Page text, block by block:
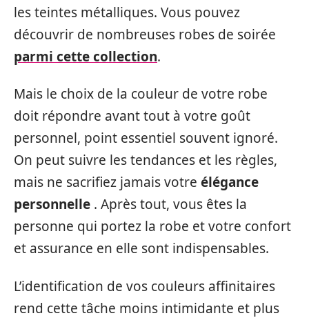
les teintes métalliques. Vous pouvez
découvrir de nombreuses robes de soirée
parmi cette collection.
Mais le choix de la couleur de votre robe
doit répondre avant tout à votre goût
personnel, point essentiel souvent ignoré.
On peut suivre les tendances et les règles,
mais ne sacrifiez jamais votre élégance
personnelle . Après tout, vous êtes la
personne qui portez la robe et votre confort
et assurance en elle sont indispensables.
L’identification de vos couleurs affinitaires
rend cette tâche moins intimidante et plus